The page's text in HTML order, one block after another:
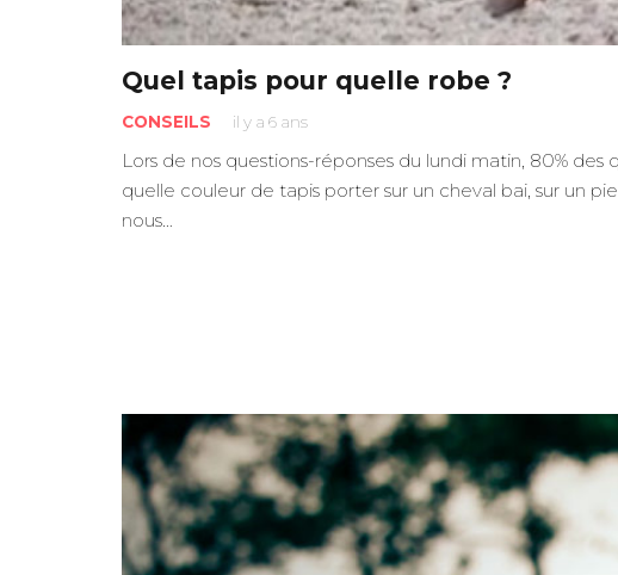
Quel tapis pour quelle robe ?
CONSEILS il y a 6 ans
Lors de nos questions-réponses du lundi matin, 80% des
quelle couleur de tapis porter sur un cheval bai, sur un
nous…